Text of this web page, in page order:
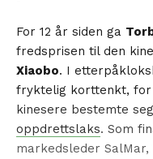
For 12 år siden ga
fredsprisen til den
Xiaobo. I
fryktelig korttenkt, for
kinesere bestemte
oppdrettslaks. Som
markedsleder SalMar,